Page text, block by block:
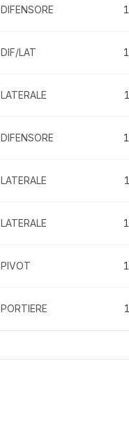
DIFENSORE
DIF/LAT
LATERALE
DIFENSORE
LATERALE
LATERALE
PIVOT
PORTIERE